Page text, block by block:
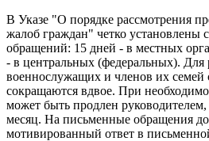
В Указе "О порядке рассмотрения
жалоб граждан" четко установлены
обращений: 15 дней - в местных
- в центральных (федеральных). Для
военнослужащих и членов их семей
сокращаются вдвое. При
может быть продлен
месяц. На письменные обращения
мотивированный ответ в